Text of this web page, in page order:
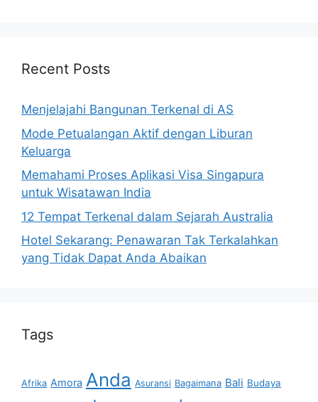
Recent Posts
Menjelajahi Bangunan Terkenal di AS
Mode Petualangan Aktif dengan Liburan
Keluarga
Memahami Proses Aplikasi Visa Singapura
untuk Wisatawan India
12 Tempat Terkenal dalam Sejarah Australia
Hotel Sekarang: Penawaran Tak Terkalahkan
yang Tidak Dapat Anda Abaikan
Tags
Afrika Amora Anda Asuransi Bagaimana Bali Budaya